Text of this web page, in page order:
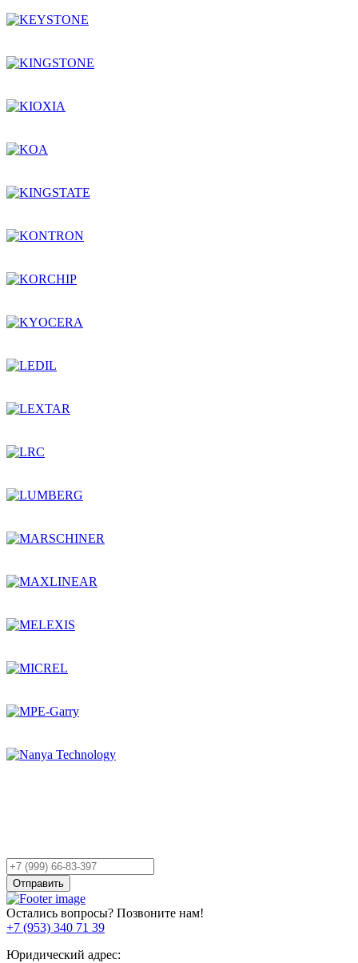
Ваш
телефон
Отправить
Остались вопросы? Позвоните нам!
+7 (953) 340 71 39
Юридический адрес: